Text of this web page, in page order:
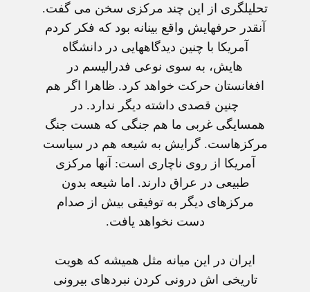
تحليلگری از اين چند مرکزی سخن می گفت.
آنقدر حرفهايش واقع بينانه بود که فکر کردم
آمريکا با چنين ديدگاههايی در دانشگاه
هايش، به سوی نوعی فدراليسم در
افغانستان حرکت خواهد کرد. ظاهرا اگر هم
چنين قصدی داشته ديگر ندارد. در
همسايگی غربی ما هم جنگی که هست جنگ
مرکزهاست. گرايش به شيعه هم در سياست
آمريکا از روی ناچاری است: آنها مرکزی
طبيعی در عراق دارند. اما شيعه بدون
مرکزهای ديگر به توفيقی بيش از صدام
دست نخواهد يافت.
ايران در اين ميانه مثل هميشه که هويت
تاريخی اش درونی کردن نبردهای بيرونی